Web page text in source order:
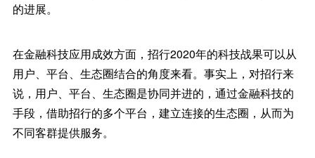
的进展。
在金融科技应用成效方面，招行2020年的科技战果可以从
用户、平台、生态圈结合的角度来看。事实上，对招行来
说，用户、平台、生态圈是协同并进的，通过金融科技的
手段，借助招行的多个平台，建立连接的生态圈，从而为
不同客群提供服务。